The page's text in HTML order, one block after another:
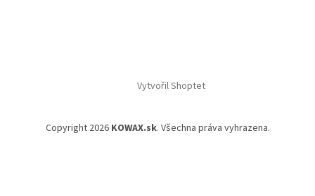
Vytvořil Shoptet
Copyright 2026 KOWAX.sk. Všechna práva vyhrazena.